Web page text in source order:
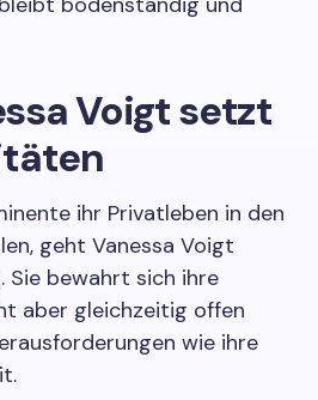
Voigt setzt
ihr Privatleben in den
geht Vanessa Voigt
Sie bewahrt sich ihre
aber gleichzeitig offen
wie ihre